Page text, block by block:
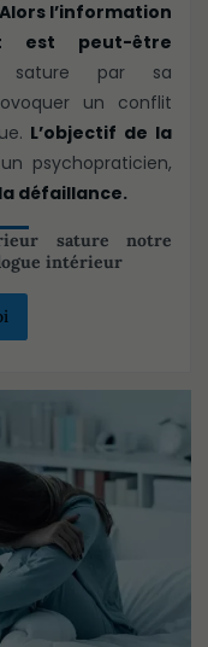
l’information
est peut-être
sature par sa
un conflit
L’objectif de la
psychopraticien,
défaillance.
sature notre
intérieur